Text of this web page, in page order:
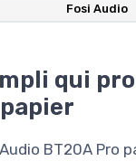
Fosi Audio
qui
BT20A Pro